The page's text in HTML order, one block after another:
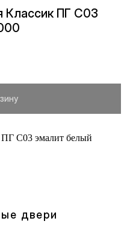
Классик ПГ С03
ПГ С03 эмалит белый
двери